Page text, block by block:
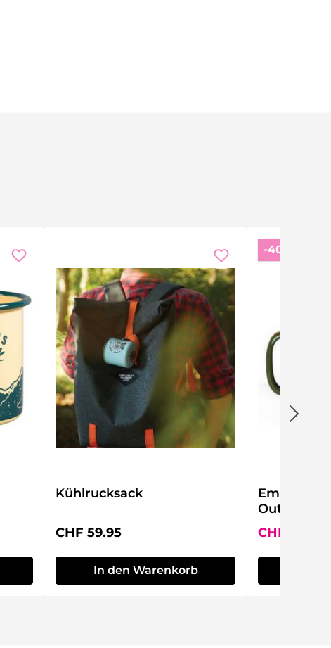
Kühlrucksack
Regulärer Preis:
CHF 59.95
In den Warenkorb
-40%
Outdoors
CHF 14.95